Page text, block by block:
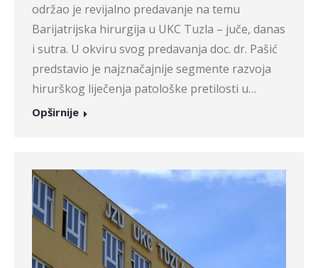
održao je revijalno predavanje na temu
Barijatrijska hirurgija u UKC Tuzla – juče, danas
i sutra. U okviru svog predavanja doc. dr. Pašić
predstavio je najznačajnije segmente razvoja
hirurškog liječenja patološke pretilosti u…
Opširnije